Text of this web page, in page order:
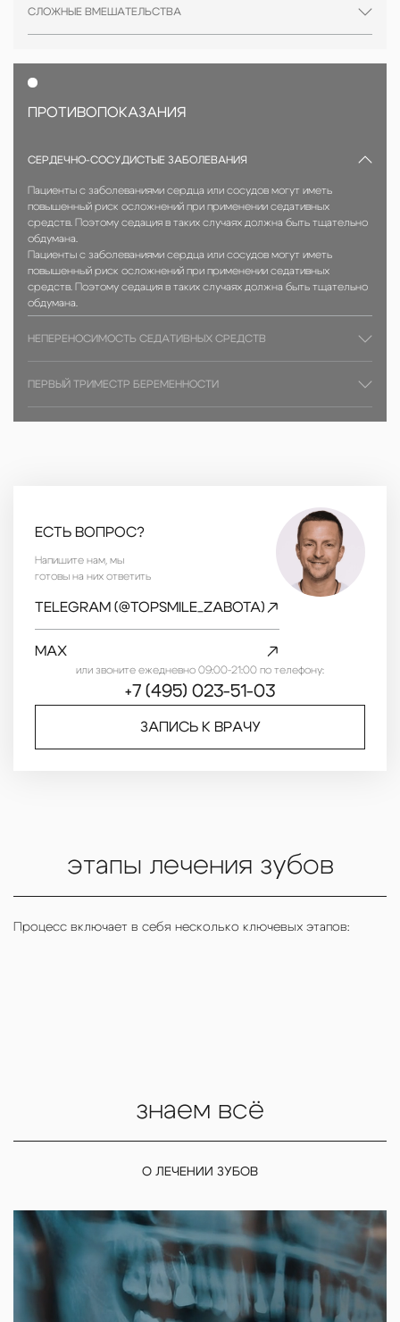
СЛОЖНЫЕ ВМЕШАТЕЛЬСТВА
ПРОТИВОПОКАЗАНИЯ
СЕРДЕЧНО-СОСУДИСТЫЕ ЗАБОЛЕВАНИЯ
Пациенты с заболеваниями сердца или сосудов могут иметь
повышенный риск осложнений при применении седативных
средств. Поэтому седация в таких случаях должна быть тщательно
обдумана.
Пациенты с заболеваниями сердца или сосудов могут иметь
повышенный риск осложнений при применении седативных
средств. Поэтому седация в таких случаях должна быть тщательно
обдумана.
НЕПЕРЕНОСИМОСТЬ СЕДАТИВНЫХ СРЕДСТВ
ПЕРВЫЙ ТРИМЕСТР БЕРЕМЕННОСТИ
ЕСТЬ ВОПРОС?
Напишите нам, мы
готовы на них ответить
TELEGRAM (@TOPSMILE_ZABOTA)
MAX
или звоните ежедневно 09:00-21:00 по телефону:
+7 (495) 023-51-03
ЗАПИСЬ К ВРАЧУ
этапы лечения зубов
Процесс включает в себя несколько ключевых этапов:
знаем всё
О ЛЕЧЕНИИ ЗУБОВ